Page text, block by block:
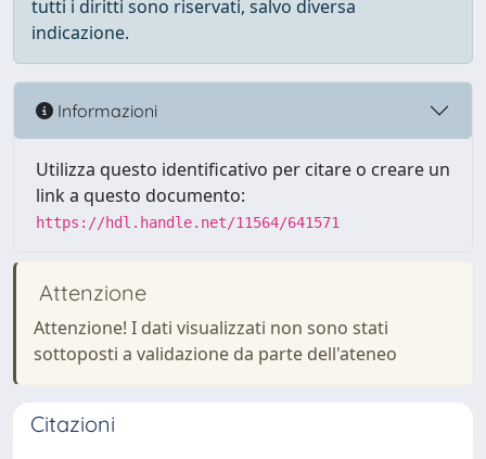
tutti i diritti sono riservati, salvo diversa
indicazione.
Informazioni
Utilizza questo identificativo per citare o creare un
link a questo documento:
https://hdl.handle.net/11564/641571
Attenzione
Attenzione! I dati visualizzati non sono stati
sottoposti a validazione da parte dell'ateneo
Citazioni